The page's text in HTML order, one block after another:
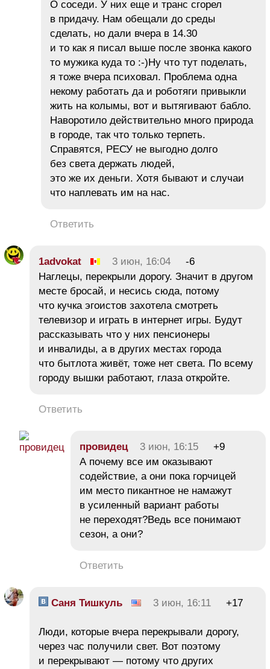
О соседи. У них еще и транс сгорел
в придачу. Нам обещали до среды
сделать, но дали вчера в 14.30
и то как я писал выше после звонка какого
то мужика куда то :-)Ну что тут поделать,
я тоже вчера психовал. Проблема одна
некому работать да и роботяги привыкли
жить на колымы, вот и вытягивают бабло.
Наворотило действительно много природа
в городе, так что только терпеть.
Справятся, РЕСУ не выгодно долго
без света держать людей,
это же их деньги. Хотя бывают и случаи
что наплевать им на нас.
Ответить
1advokat 3 июн, 16:04
-6
Наглецы, перекрыли дорогу. Значит в другом
месте бросай, и несись сюда, потому
что кучка эгоистов захотела смотреть
телевизор и играть в интернет игры. Будут
рассказывать что у них пенсионеры
и инвалиды, а в других местах города
что бытлота живёт, тоже нет света. По всему
городу вышки работают, глаза откройте.
Ответить
провидец 3 июн, 16:15
+9
А почему все им оказывают
содействие, а они пока горчицей
им место пикантное не намажут
в усиленный вариант работы
не переходят?Ведь все понимают
сезон, а они?
Ответить
Саня Тишкуль 3 июн, 16:11 +17
Люди, которые вчера перекрывали дорогу,
через час получили свет. Вот поэтому
и перекрывают — потому что других